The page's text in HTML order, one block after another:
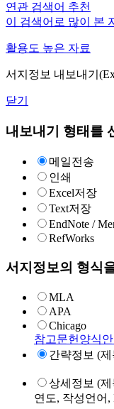
연관 검색어 추천
이 검색어로 많이 본
활용도 높은 자료
서지정보 내보내기
닫기
내보내기 형태를
메일전송
인쇄
Excel저장
Text저장
EndNote /
RefWorks
서지정보의 형식
MLA
APA
Chicago
참고문헌양식안
간략정보 (
상세정보 (
연도, 작성언어